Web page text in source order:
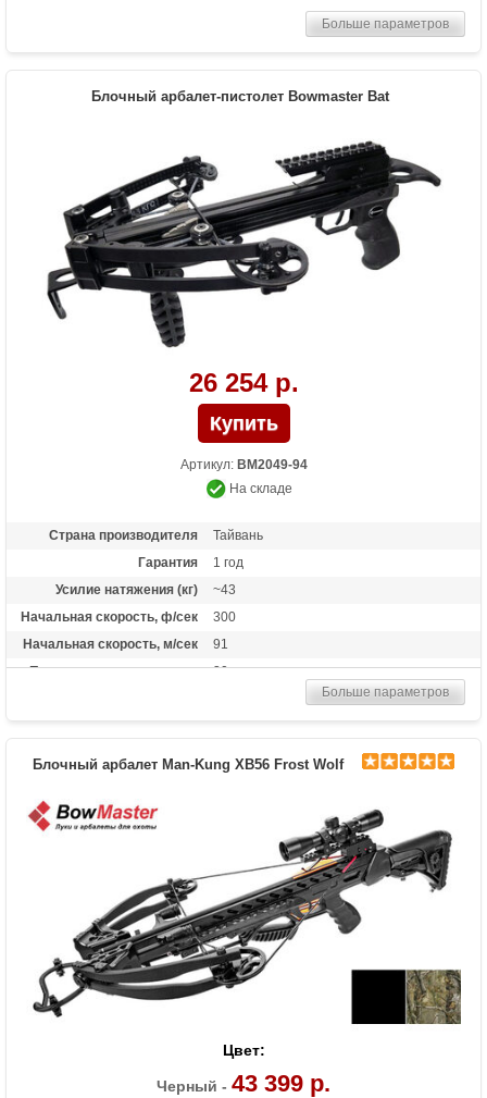
12.5 дюймов (31.75 см)
Размах плечей (см)
27
Комплектация
Воск, кивер на 4 стрелы, оптический
прицел 4*32, ремень, 4 карбоновые
стрелы 20 дюймов, ручной натяжитель
Масса (кг)
4,6 снаряженный, 3,76 без аксессуаров
Назначение
Развлечение, охота
Особенности
Конструкция булл-пап, автоматический
предохранитель, защита от холостого
Больше параметров
Блочный арбалет-пистолет Bowmaster Bat
26 254 р.
Артикул: BM2049-94
На складе
Страна производителя
Тайвань
Гарантия
1 год
Усилие натяжения (кг)
~43
Начальная скорость, ф/сек
300
Начальная скорость, м/сек
91
Прицельная дальность, м
30
6,5 дюймов (16,5 см)
Размах плечей (см)
21,5
Комплектация
3 стрелы 11 дюймов
Назначение
Развлечение, охота
Больше параметров
Блочный арбалет Man-Kung XB56 Frost Wolf
Цвет:
Черный - 43 399 р.